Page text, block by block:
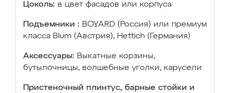
Цоколь: в цвет фасадов или корпуса
Подъемники : BOYARD (Россия) или премиум
класса Blum (Австрия), Hettich (Германия)
Аксессуары: Выкатные корзины,
бутылочницы, волшебные уголки, карусели
Пристеночный плинтус, барные стойки и